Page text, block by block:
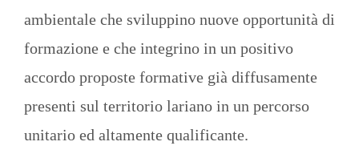
ambientale che sviluppino nuove opportunità di
formazione e che integrino in un positivo
accordo proposte formative già diffusamente
presenti sul territorio lariano in un percorso
unitario ed altamente qualificante.